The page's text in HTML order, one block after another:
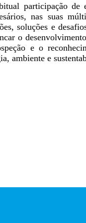
participação de
nas suas
soluções e
o
e o
ambiente e